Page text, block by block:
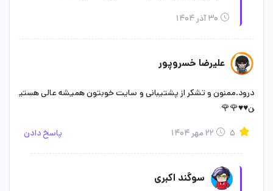
۳۰ آذر ۱۴۰۴
علیرضا خسروپور
درود.ممنون و تشکر از پشتیبانی و سایت خوبتون همیشه عالی هستی
ن♥️♥️🌹🌹
۲۲ مهر ۱۴۰۴ پاسخ دادن
سوگند اکبری